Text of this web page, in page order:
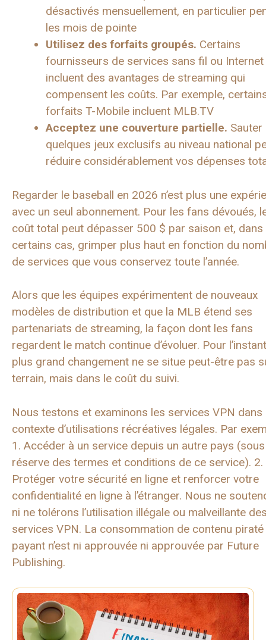
désactivés mensuellement, en particulier
les mois de pointe
Utilisez des forfaits groupés. Certains
fournisseurs de services sans fil ou Internet
incluent des avantages de streaming qui
compensent les coûts. Par exemple,
forfaits T-Mobile incluent MLB.TV
Acceptez une couverture partielle. Sauter
quelques jeux exclusifs au niveau national
réduire considérablement vos dépenses
Regarder le baseball en 2026 n’est plus une
avec un seul abonnement. Pour les fans dévoués,
coût total peut dépasser 500 $ par saison et, dans
certains cas, grimper plus haut en fonction du
de services que vous conservez toute l’année.
Alors que les équipes expérimentent de nouveaux
modèles de distribution et que la MLB étend ses
partenariats de streaming, la façon dont les fans
regardent le match continue d’évoluer. Pour
plus grand changement ne se situe peut-être pas
terrain, mais dans le coût du suivi.
Nous testons et examinons les services VPN dans
contexte d’utilisations récréatives légales. Par
1. Accéder à un service depuis un autre pays (sous
réserve des termes et conditions de ce service). 2.
Protéger votre sécurité en ligne et renforcer votre
confidentialité en ligne à l’étranger. Nous ne
ni ne tolérons l’utilisation illégale ou malveillante
services VPN. La consommation de contenu piraté
payant n’est ni approuvée ni approuvée par Future
Publishing.